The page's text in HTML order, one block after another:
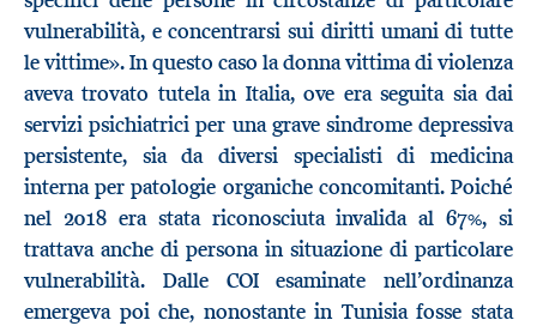
vulnerabilità, e concentrarsi sui diritti umani di tutte
le vittime». In questo caso la donna vittima di violenza
aveva trovato tutela in Italia, ove era seguita sia dai
servizi psichiatrici per una grave sindrome depressiva
persistente, sia da diversi specialisti di medicina
interna per patologie organiche concomitanti. Poiché
nel 2018 era stata riconosciuta invalida al 67%, si
trattava anche di persona in situazione di particolare
vulnerabilità. Dalle COI esaminate nell’ordinanza
emergeva poi che, nonostante in Tunisia fosse stata